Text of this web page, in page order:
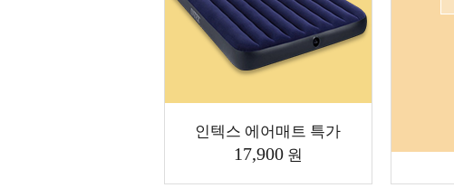
인텍스 에어매트 특가
17,900원